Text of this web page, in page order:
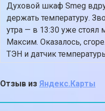
Ремонт или замена
Ремонт платы
Корпусный ремонт
Духовой шкаф Smeg
держать температуру.
утра — в 13:30 уже стоял
Максим. Оказалось,
ТЭН и датчик
глючить. Поменяли всё
оригинальным, духовка
ровно 180, когда ставлю
Спасибо, жена снова
Отзыв из Яндекс.Карты